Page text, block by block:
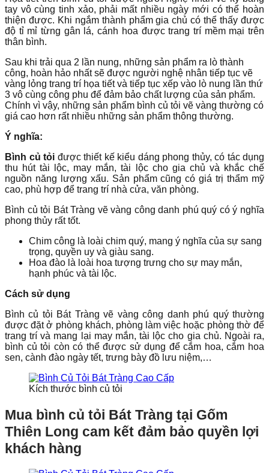
tay vô cùng tinh xảo, phải mất nhiều ngày mới có thể hoàn
thiện được. Khi ngắm thành phẩm gia chủ có thể thấy được
độ tỉ mỉ từng gân lá, cánh hoa được trang trí mềm mại trên
thân bình.
Sau khi trải qua 2 lần nung, những sản phẩm ra lò thành
công, hoàn hảo nhất sẽ được người nghệ nhân tiếp tục vẽ
vàng lỏng trang trí họa tiết và tiếp tục xếp vào lò nung lần thứ
3 vô cùng công phu để đảm bảo chất lượng của sản phẩm.
Chính vì vậy, những sản phẩm bình củ tỏi vẽ vàng thường có
giá cao hơn rất nhiều những sản phẩm thông thường.
Ý nghĩa:
Bình củ tỏi được thiết kế kiểu dáng phong thủy, có tác dụng
thu hút tài lộc, may mắn, tài lộc cho gia chủ và khắc chế
nguồn năng lượng xấu. Sản phẩm cũng có giá trị thẩm mỹ
cao, phù hợp để trang trí nhà cửa, văn phòng.
Bình củ tỏi Bát Tràng vẽ vàng công danh phú quý có ý nghĩa
phong thủy rất tốt.
Chim công là loài chim quý, mang ý nghĩa của sự sang
trọng, quyền uy và giàu sang.
Hoa đào là loài hoa tượng trưng cho sự may mắn,
hạnh phúc và tài lộc.
Cách sử dụng
Bình củ tỏi Bát Tràng vẽ vàng công danh phú quý thường
được đặt ở phòng khách, phòng làm việc hoặc phòng thờ để
trang trí và mang lại may mắn, tài lộc cho gia chủ. Ngoài ra,
bình củ tỏi còn có thể được sử dụng để cắm hoa, cắm hoa
sen, cành đào ngày tết, trưng bày đồ lưu niệm,…
Kích thước bình củ tỏi
Mua bình củ tỏi Bát Tràng tại Gốm
Thiên Long cam kết đảm bảo quyền lợi
khách hàng